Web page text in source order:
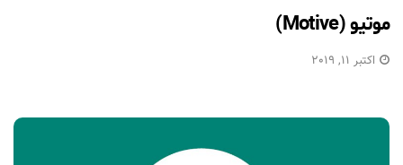
موتیو (Motive)
اکتبر 11, 2019